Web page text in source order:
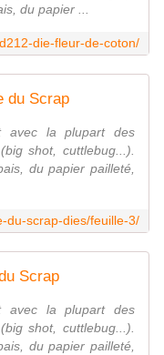
du papier ...
die-fleur-de-coton/
du Scrap
avec la plupart des
shot, cuttlebug...).
du papier pailleté,
du-scrap-dies/feuille-3/
Scrap
avec la plupart des
shot, cuttlebug...).
du papier pailleté,